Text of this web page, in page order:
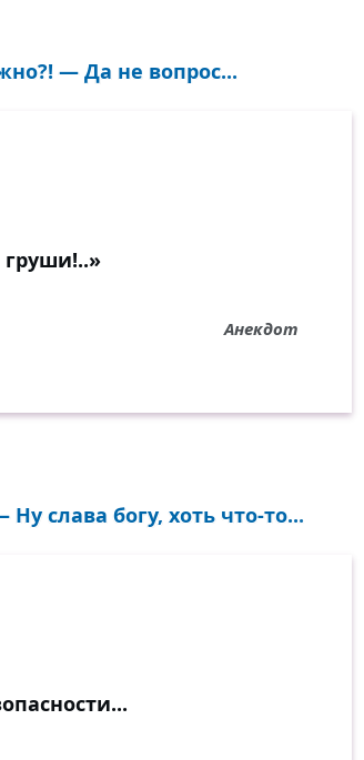
— Да не вопрос...
Анекдот
слава богу, хоть что-то...